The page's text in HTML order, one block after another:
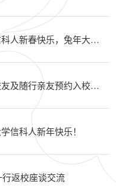
新春祝福|恭祝全球北大信科人新春快乐，兔年大吉！
欢迎回家|关于北大信科校友及随行亲友预约入校的说明
信科人新年快乐！
返校座谈交流